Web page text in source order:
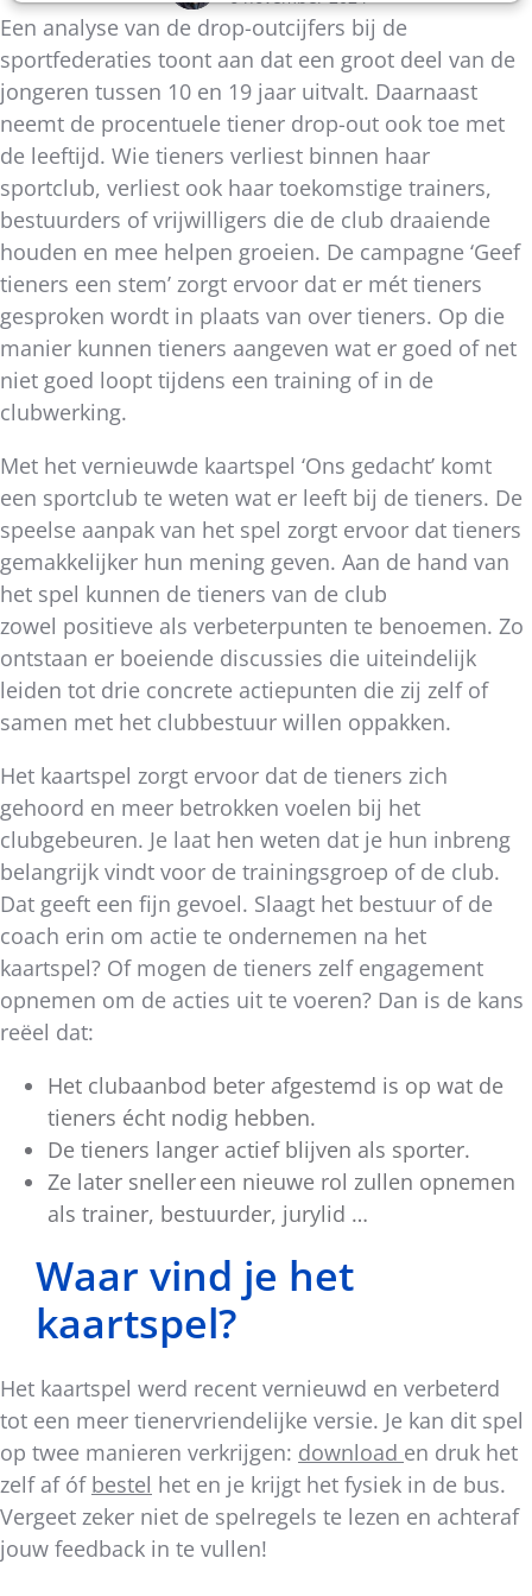
Een analyse van de drop-outcijfers bij de
sportfederaties toont aan dat een groot deel van de
jongeren tussen 10 en 19 jaar uitvalt. Daarnaast
neemt de procentuele tiener drop-out ook toe met
de leeftijd. Wie tieners verliest binnen haar
sportclub, verliest ook haar toekomstige trainers,
bestuurders of vrijwilligers die de club draaiende
houden en mee helpen groeien. De campagne ‘Geef
tieners een stem’ zorgt ervoor dat er mét tieners
gesproken wordt in plaats van over tieners. Op die
manier kunnen tieners aangeven wat er goed of net
niet goed loopt tijdens een training of in de
clubwerking.
Met het vernieuwde kaartspel ‘Ons gedacht’ komt
een sportclub te weten wat er leeft bij de tieners. De
speelse aanpak van het spel zorgt ervoor dat tieners
gemakkelijker hun mening geven. Aan de hand van
het spel kunnen de tieners van de club
zowel positieve als verbeterpunten te benoemen. Zo
ontstaan er boeiende discussies die uiteindelijk
leiden tot drie concrete actiepunten die zij zelf of
samen met het clubbestuur willen oppakken.
Het kaartspel zorgt ervoor dat de tieners zich
gehoord en meer betrokken voelen bij het
clubgebeuren. Je laat hen weten dat je hun inbreng
belangrijk vindt voor de trainingsgroep of de club.
Dat geeft een fijn gevoel. Slaagt het bestuur of de
coach erin om actie te ondernemen na het
kaartspel? Of mogen de tieners zelf engagement
opnemen om de acties uit te voeren? Dan is de kans
reëel dat:
Het clubaanbod beter afgestemd is op wat de
tieners écht nodig hebben.
De tieners langer actief blijven als sporter.
Ze later sneller een nieuwe rol zullen opnemen
als trainer, bestuurder, jurylid …
Waar vind je het
kaartspel?
Het kaartspel werd recent vernieuwd en verbeterd
tot een meer tienervriendelijke versie. Je kan dit spel
op twee manieren verkrijgen: download en druk het
zelf af óf bestel het en je krijgt het fysiek in de bus.
Vergeet zeker niet de spelregels te lezen en achteraf
jouw feedback in te vullen!